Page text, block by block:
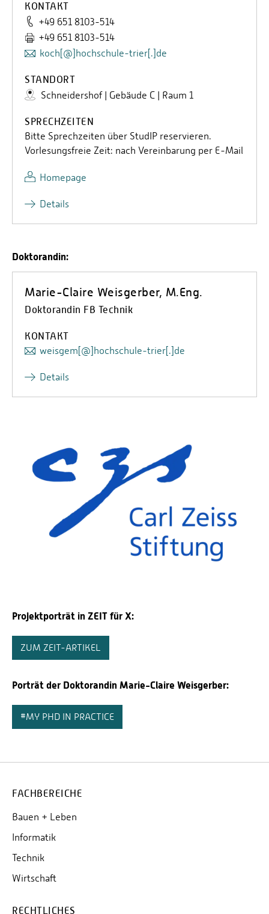
KONTAKT
+49 651 8103-514
+49 651 8103-514
koch[@]hochschule-trier[.]de
STANDORT
Schneidershof | Gebäude C | Raum 1
SPRECHZEITEN
Bitte Sprechzeiten über StudIP reservieren.
Vorlesungsfreie Zeit: nach Vereinbarung per E-Mail
Homepage
Details
Doktorandin:
Marie-Claire Weisgerber, M.Eng.
Doktorandin FB Technik
KONTAKT
weisgem[@]hochschule-trier[.]de
Details
Projektporträt in ZEIT für X:
ZUM ZEIT-ARTIKEL
Porträt der Doktorandin Marie-Claire Weisgerber:
#MY PHD IN PRACTICE
FACHBEREICHE
Bauen + Leben
Informatik
Technik
Wirtschaft
RECHTLICHES